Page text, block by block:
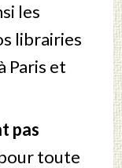
les
librairies
Paris et
pas
toute